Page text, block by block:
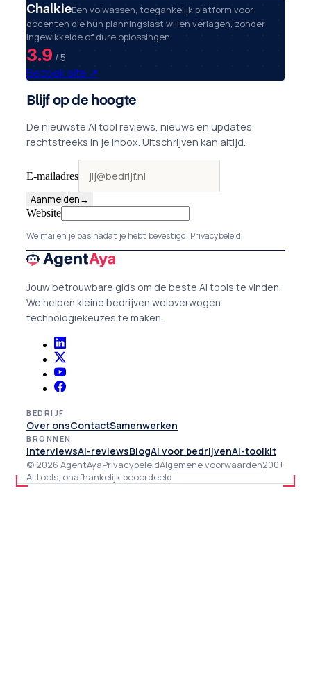
ChalkieEen volwassen, toegankelijk platform voor
docenten die hun planningslast willen verlagen, zonder
ingewikkelde of dure oplossingen.
3.9 / 5
Bezoek site ↗
Blijf op de hoogte
De nieuwste AI tool reviews, nieuws en updates,
rechtstreeks in je inbox. Uitschrijven kan altijd.
E-mailadres
Aanmelden→
Website
We mailen je pas nadat je hebt bevestigd. Privacybeleid
Jouw betrouwbare gids om de beste AI tools te vinden.
We helpen kleine bedrijven weloverwogen
technologiekeuzes te maken.
BEDRIJF
Over onsContactSamenwerken
BRONNEN
InterviewsAI-reviewsBlogAI voor bedrijvenAI-toolkit
© 2026 AgentAyaPrivacybeleidAlgemene voorwaarden200+
AI tools, onafhankelijk beoordeeld